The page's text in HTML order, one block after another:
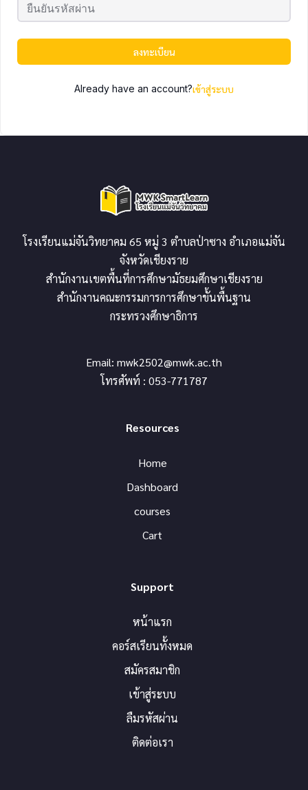
ลงทะเบียน
Already have an account?เข้าสู่ระบบ
โรงเรียนแม่จันวิทยาคม 65 หมู่ 3 ตำบลป่าซาง อำเภอแม่จัน
จังหวัดเชียงราย
สำนักงานเขตพื้นที่การศึกษามัธยมศึกษาเชียงราย
สำนักงานคณะกรรมการการศึกษาขั้นพื้นฐาน
กระทรวงศึกษาธิการ
Email: mwk2502@mwk.ac.th
โทรศัพท์ : 053-771787
Resources
Home
Dashboard
courses
Cart
Support
หน้าแรก
คอร์สเรียนทั้งหมด
สมัครสมาชิก
เข้าสู่ระบบ
ลืมรหัสผ่าน
ติดต่อเรา